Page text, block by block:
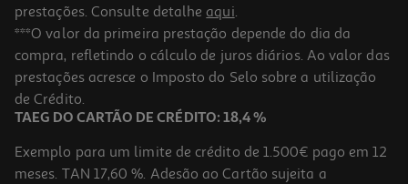
prestações. Consulte detalhe aqui.
***O valor da primeira prestação depende do dia da
compra, refletindo o cálculo de juros diários. Ao valor das
prestações acresce o Imposto do Selo sobre a utilização
de Crédito.
TAEG DO CARTÃO DE CRÉDITO: 18,4 %
Exemplo para um limite de crédito de 1.500€ pago em 12
meses. TAN 17,60 %. Adesão ao Cartão sujeita a